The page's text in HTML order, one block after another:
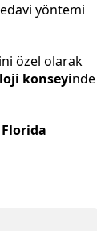
yöntemi
özel olarak
konseyinde
Florida